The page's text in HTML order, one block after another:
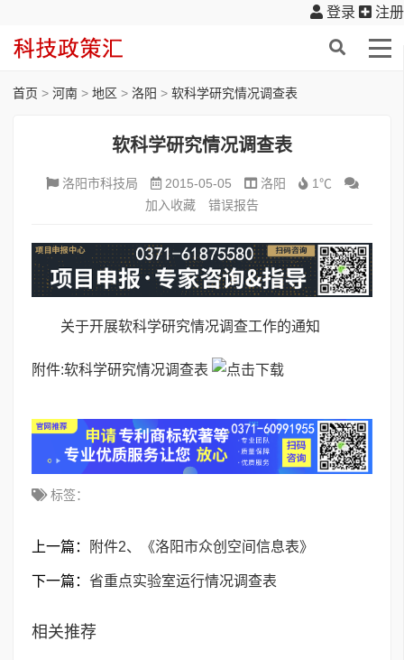
登录 注册
首页 > 河南 > 地区 > 洛阳 > 软科学研究情况调查表
软科学研究情况调查表
洛阳市科技局 2015-05-05 洛阳
1℃
加入收藏
错误报告
关于开展软科学研究情况调查工作的通知
附件:软科学研究情况调查表
标签：
上一篇： 附件2、《洛阳市众创空间信息表》
下一篇： 省重点实验室运行情况调查表
相关推荐